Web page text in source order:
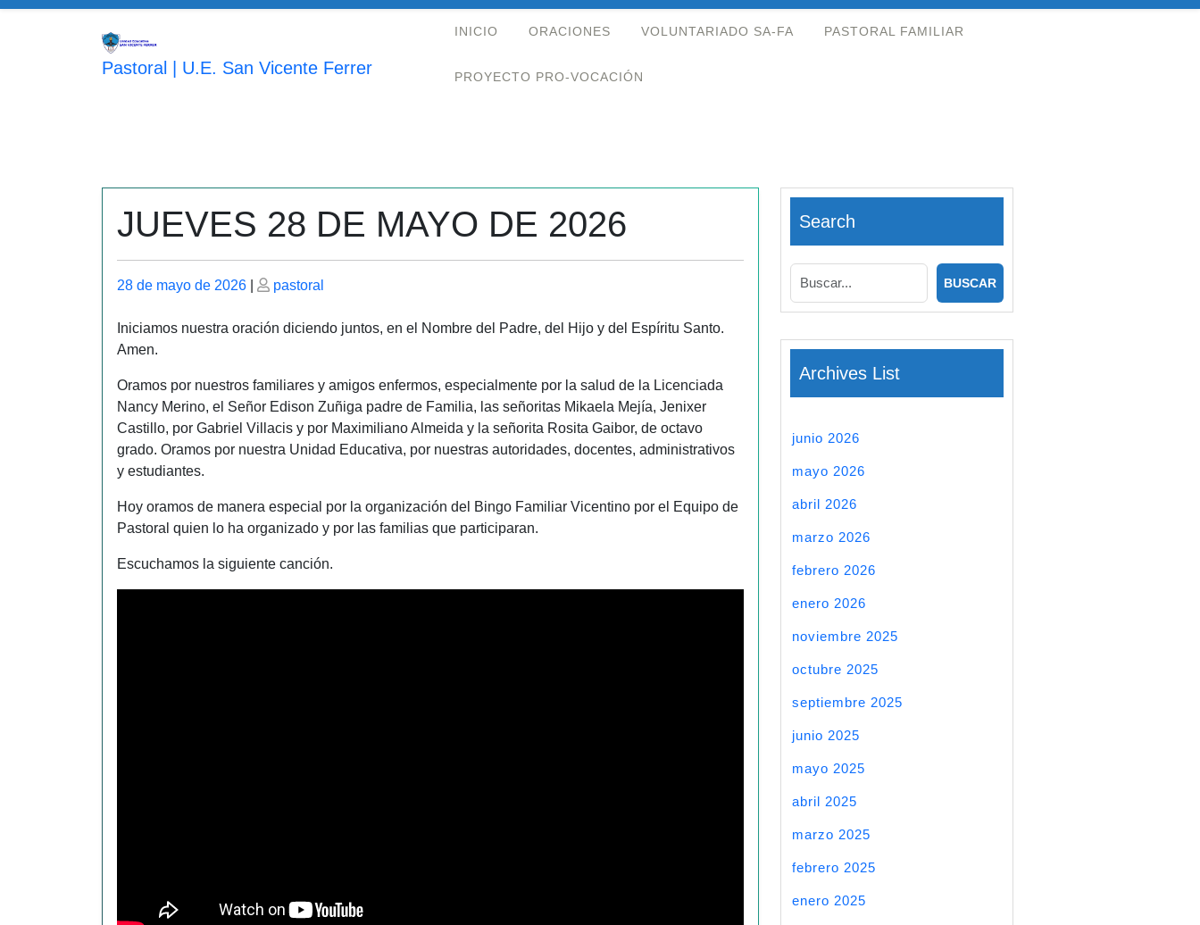
Saltar
Pastoral | U.E. San Vicente Ferrer
INICIO ORACIONES VOLUNTARIADO SA-FA PASTORAL FAMILIAR
PROYECTO PRO-VOCACIÓN
JUEVES 28 DE MAYO DE 2026
Publicado
28 de mayo de 2026
Publicado
pastoral
Iniciamos nuestra oración diciendo juntos, en el Nombre del Padre, del Hijo y del Espíritu Santo.
Amen.
Oramos por nuestros familiares y amigos enfermos, especialmente por la salud de la Licenciada
Nancy Merino, el Señor Edison Zuñiga padre de Familia, las señoritas Mikaela Mejía, Jenixer
Castillo, por Gabriel Villacis y por Maximiliano Almeida y la señorita Rosita Gaibor, de octavo
grado. Oramos por nuestra Unidad Educativa, por nuestras autoridades, docentes, administrativos
y estudiantes.
Hoy oramos de manera especial por la organización del Bingo Familiar Vicentino por el Equipo de
Pastoral quien lo ha organizado y por las familias que participaran.
Escuchamos la siguiente canción.
Search
Archives List
junio 2026
mayo 2026
abril 2026
marzo 2026
febrero 2026
enero 2026
noviembre 2025
octubre 2025
septiembre 2025
junio 2025
mayo 2025
abril 2025
marzo 2025
febrero 2025
enero 2025